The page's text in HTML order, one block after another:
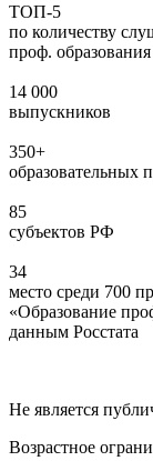
ТОП-5
по количеству
проф.
14 000
выпускников
350+
образовательных
85
субъектов РФ
34
место среди 700
«Образование
данным Росстата
Не является
Возрастное